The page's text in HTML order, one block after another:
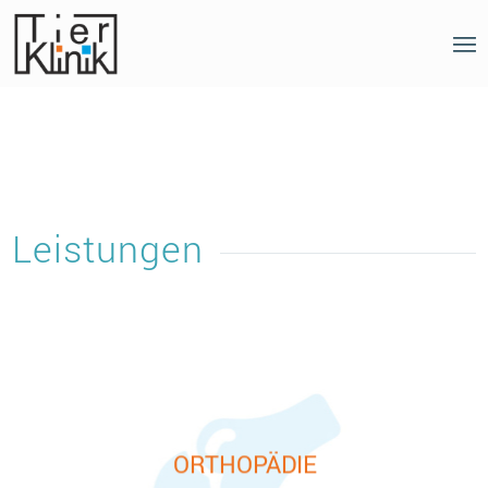
Leistungen
ORTHOPÄDIE
ORTHOPÄDIE
Unsere Orthopäden bieten eine umfassende
Diagnostik und Behandlung von Problemen,